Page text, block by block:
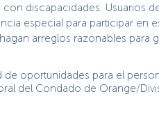
discapacidades. Usuarios
especial para participar en
arreglos razonables para
oportunidades para el
del Condado de Orange/